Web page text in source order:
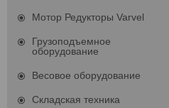
Мотор Редукторы Varvel
Грузоподъемное
оборудование
Весовое оборудование
Складская техника